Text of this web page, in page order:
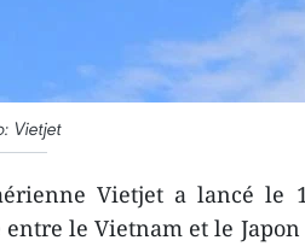
Vietjet
Vietjet a lancé le
le Vietnam et le